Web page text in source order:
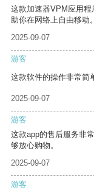
这款加速器VPM应用
助你在网络上自由移动。
2025-09-07
游客
这款软件的操作非常简
2025-09-07
游客
这款app的售后服务非
够放心购物。
2025-09-07
游客